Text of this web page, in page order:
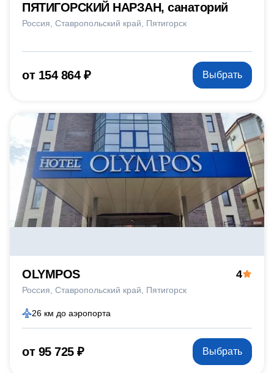
ПЯТИГОРСКИЙ НАРЗАН, санаторий
Россия Ставропольский край Пятигорск
от 154 864 ₽ Выбрать
OLYMPOS
Россия Ставропольский край Пятигорск
4
26 км до аэропорта
от 95 725 ₽ Выбрать